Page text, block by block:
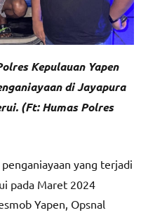
Kepulauan Yapen
di Jayapura
(Ft: Humas Polres
penganiayaan yang terjadi
pada Maret 2024
Yapen, Opsnal